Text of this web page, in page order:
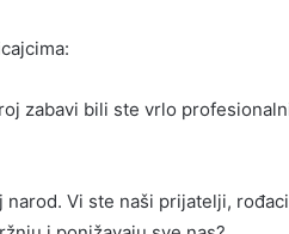
zabavi bili ste vrlo
Vi ste naši prijatelji,